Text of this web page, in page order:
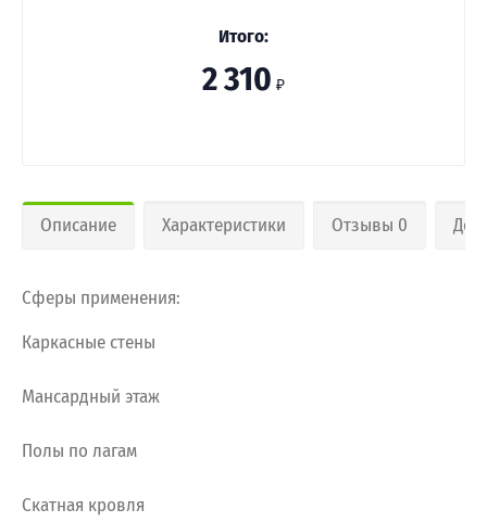
Итого:
2 310 ₽
Описание Характеристики Отзывы 0
Сферы применения:
Каркасные стены
Мансардный этаж
Полы по лагам
Скатная кровля